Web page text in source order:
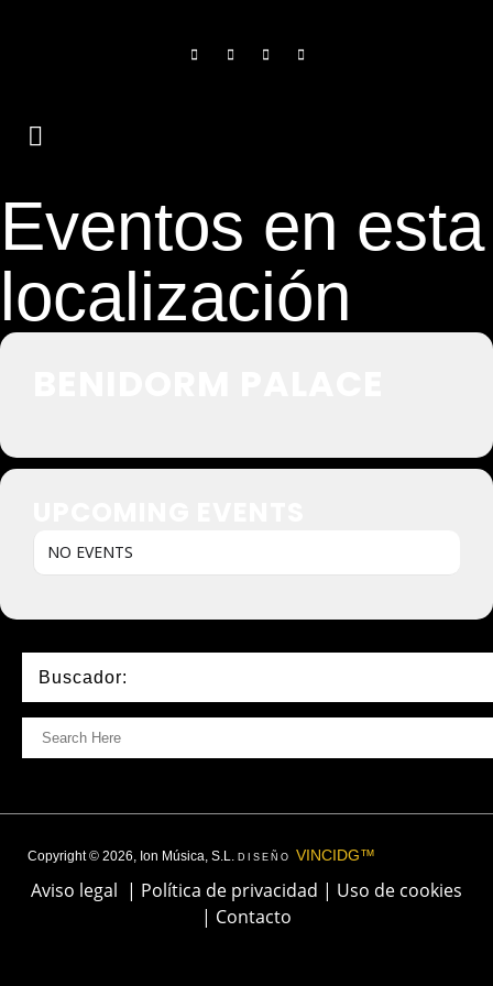
Eventos en esta
localización
NO EVENTS
Buscador:
Copyright © 2026, Ion Música, S.L. DISEÑO VINCIDG™
Aviso legal | Política de privacidad | Uso de cookies
| Contacto